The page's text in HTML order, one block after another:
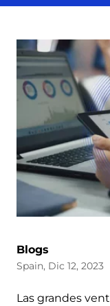
Blogs
Spain, Dic 12, 2023
Las grandes